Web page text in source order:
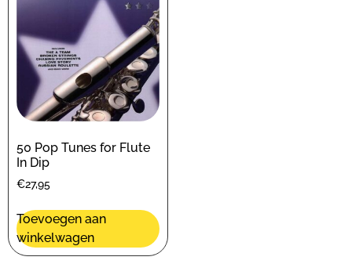
50 Pop Tunes for Flute
In Dip
€27,95
Toevoegen aan
winkelwagen